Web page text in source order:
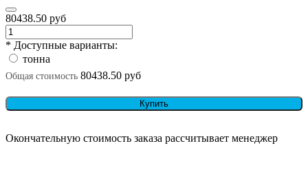
80438.50 руб
* Доступные варианты:
тонна
Общая стоимость 80438.50 руб
Купить
Окончательную стоимость заказа рассчитывает менеджер